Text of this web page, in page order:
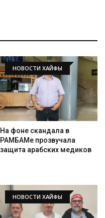
НОВОСТИ ХАЙФЫ
На фоне скандала в
РАМБАМе прозвучала
защита арабских медиков
НОВОСТИ ХАЙФЫ